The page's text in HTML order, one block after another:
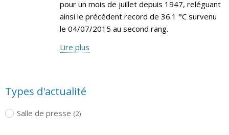
pour un mois de juillet depuis 1947, reléguant
ainsi le précédent record de 36.1 °C survenu
le 04/07/2015 au second rang.
Lire plus
Types d'actualité
Salle de presse (2)